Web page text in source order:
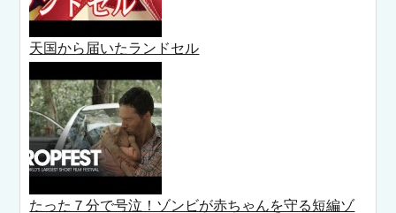
天国から届いたランドセル
たった７分で号泣！ゾンビが赤ちゃんを守る短編ゾ